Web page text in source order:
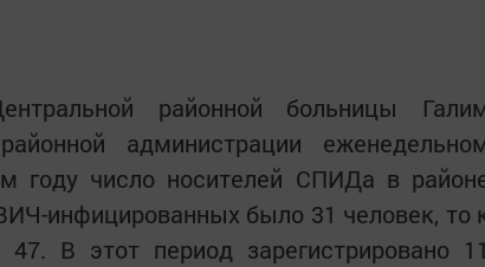
районной больницы
администрации
году число носителей СПИДа в
инфицированных было 31 человек, то
В этот период зарегистрировано